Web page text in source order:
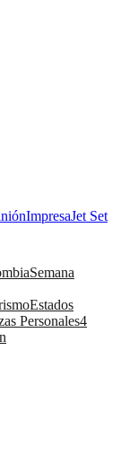
ImpresaJet Set
Semana
Estados
Personales4